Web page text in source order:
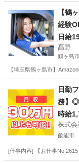
ドラ
【鶴
経験
日給
髙野
鶴ヶ島
【埼玉県鶴ヶ島市】
ド
日勤
務】◎
ム寮
時給
株式会
飯能市
[仕事内容] 【お仕事